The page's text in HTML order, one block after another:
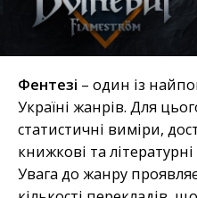
Фентезі – один із
Україні жанрів. Для
статистичні виміри,
книжкові та
Увага до жанру